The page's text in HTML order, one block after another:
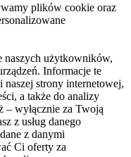
plików cookie oraz
naszych użytkowników,
Informacje te
strony internetowej,
a także do analizy
wyłącznie za Twoją
z usług danego
z danymi
Ci oferty za